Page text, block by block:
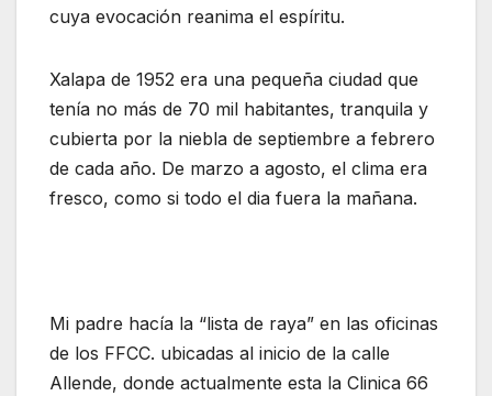
cuya evocación reanima el espíritu.
Xalapa de 1952 era una pequeña ciudad que
tenía no más de 70 mil habitantes, tranquila y
cubierta por la niebla de septiembre a febrero
de cada año. De marzo a agosto, el clima era
fresco, como si todo el dia fuera la mañana.
Mi padre hacía la “lista de raya” en las oficinas
de los FFCC. ubicadas al inicio de la calle
Allende, donde actualmente esta la Clinica 66